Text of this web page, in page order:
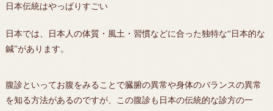
日本伝統はやっぱりすごい
日本では、日本人の体質・風土・習慣などに合った独特な“日本的な
鍼”があります。
腹診といってお腹をみることで臓腑の異常や身体のバランスの異常
を知る方法があるのですが、この腹診も日本の伝統的な診方の一